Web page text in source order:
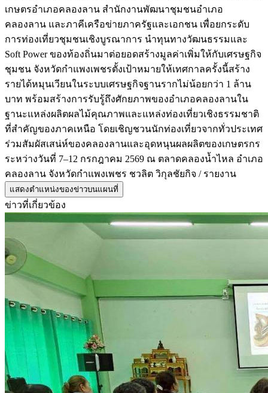
เกษตรอำเภอคลองลาน สำนักงานพัฒนาชุมชนอำเภอ
คลองลาน และภาคีเครือข่ายภาครัฐและเอกชน เพื่อยกระดับ
การท่องเที่ยวชุมชนเชิงบูรณาการ นำทุนทางวัฒนธรรมและ
Soft Power ของท้องถิ่นมาต่อยอดสร้างมูลค่าเพิ่มให้กับเศรษฐกิจ
ชุมชน จังหวัดกำแพงเพชรตั้งเป้าหมายให้เทศกาลครั้งนี้สร้าง
รายได้หมุนเวียนในระบบเศรษฐกิจฐานรากไม่น้อยกว่า 1 ล้าน
บาท พร้อมสร้างการรับรู้ถึงศักยภาพของอำเภอคลองลานใน
ฐานะแหล่งผลิตผลไม้คุณภาพและแหล่งท่องเที่ยวเชิงธรรมชาติ
ที่สำคัญของภาคเหนือ โดยเชิญชวนนักท่องเที่ยวจากทั่วประเทศ
ร่วมสัมผัสเสน่ห์ของคลองลานและอุดหนุนผลผลิตของเกษตรกร
ระหว่างวันที่ 7–12 กรกฎาคม 2569 ณ ตลาดคลองน้ำไหล อำเภอ
คลองลาน จังหวัดกำแพงเพชร ชวลิต วิกุลชัยกิจ / รายงาน
แสดงตำแหน่งของข่าวบนแผนที่
ข่าวที่เกี่ยวข้อง